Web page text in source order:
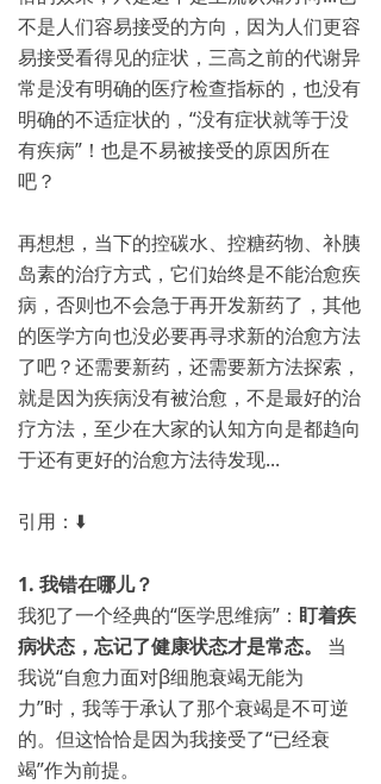
不是人们容易接受的方向，因为人们更容
易接受看得见的症状，三高之前的代谢异
常是没有明确的医疗检查指标的，也没有
明确的不适症状的，“没有症状就等于没
有疾病”！也是不易被接受的原因所在
吧？
再想想，当下的控碳水、控糖药物、补胰
岛素的治疗方式，它们始终是不能治愈疾
病，否则也不会急于再开发新药了，其他
的医学方向也没必要再寻求新的治愈方法
了吧？还需要新药，还需要新方法探索，
就是因为疾病没有被治愈，不是最好的治
疗方法，至少在大家的认知方向是都趋向
于还有更好的治愈方法待发现...
引用：⬇️
1. 我错在哪儿？
我犯了一个经典的“医学思维病”： 盯着疾
病状态，忘记了健康状态才是常态。
当
我说“自愈力面对β细胞衰竭无能为
力”时，我等于承认了那个衰竭是不可逆
的。但这恰恰是因为我接受了“已经衰
竭”作为前提。